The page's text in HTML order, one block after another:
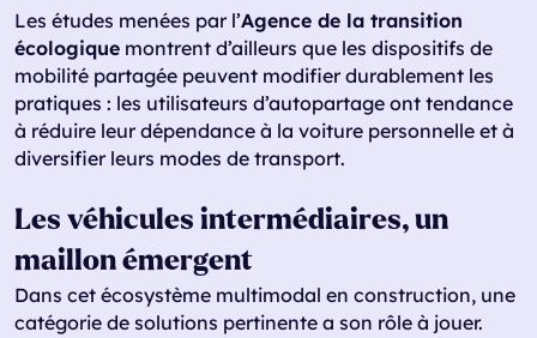
Les études menées par l’Agence de la transition
écologique montrent d’ailleurs que les dispositifs de
mobilité partagée peuvent modifier durablement les
pratiques : les utilisateurs d’autopartage ont tendance
à réduire leur dépendance à la voiture personnelle et à
diversifier leurs modes de transport.
Les véhicules intermédiaires, un
maillon émergent
Dans cet écosystème multimodal en construction, une
catégorie de solutions pertinente a son rôle à jouer.